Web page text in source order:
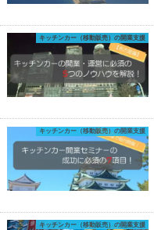
キッチンカー（移動販売）の開業支援
キッチンカー（移動販売）の開業支援
キッチンカー（移動販売）の開業支援